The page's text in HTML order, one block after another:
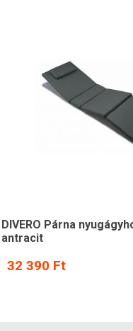
DIVERO Párna
antracit
32 390 Ft